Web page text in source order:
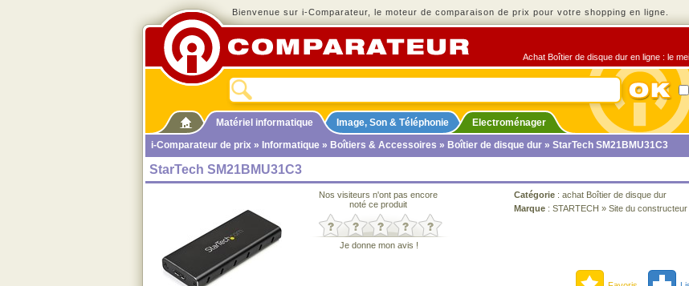
Bienvenue sur i-Comparateur, le moteur de comparaison de prix pour votre shopping en ligne.
Achat Boîtier de disque dur en ligne : le
Matériel informatique Image, Son & Téléphonie
Electroménager
i-Comparateur de prix » Informatique » Boîtiers & Accessoires » Boîtier de disque dur » StarTech SM21BMU31C3
StarTech SM21BMU31C3
Nos visiteurs n'ont pas encore
noté ce produit
Je donne mon avis !
Catégorie : achat Boîtier de disque dur
Marque : STARTECH » Site du constructeur